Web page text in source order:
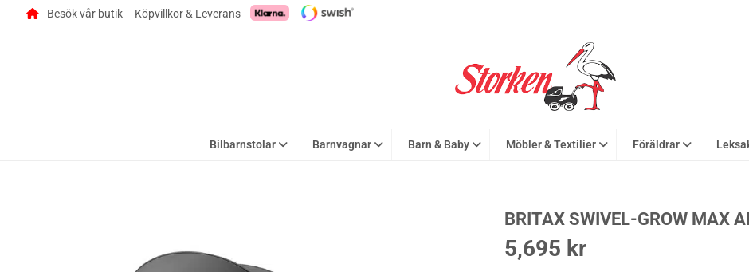
Besök vår butik Köpvillkor & Leverans
Bilbarnstolar Barnvagnar Barn & Baby Möbler & Textilier Föräldrar
BRITAX SWIVEL-GROW MAX
5,695 kr